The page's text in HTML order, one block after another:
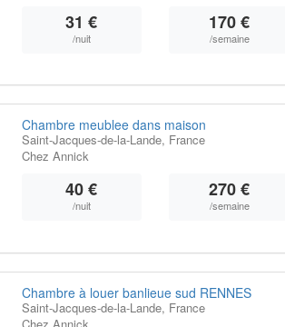
31 €
/nuit
170 €
/semaine
Chambre meublee dans maison
Saint-Jacques-de-la-Lande, France
Chez Annick
40 €
/nuit
270 €
/semaine
Chambre à louer banlieue sud RENNES
Saint-Jacques-de-la-Lande, France